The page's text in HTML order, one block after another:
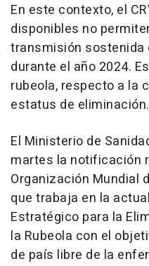
En este contexto, el
disponibles no
transmisión sostenida
durante el año 2024.
rubeola, respecto a la
estatus de eliminación.
El Ministerio de
martes la notificación
Organización Mundial
que trabaja en la
Estratégico para la
la Rubeola con el
de país libre de la